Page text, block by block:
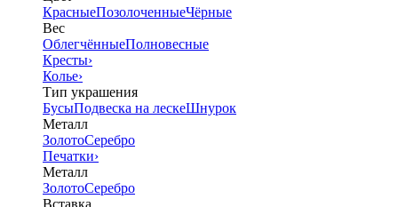
КрасныеПозолоченныеЧёрные
Вес
ОблегчённыеПолновесные
Кресты›
Колье›
Тип украшения
БусыПодвеска на лескеШнурок
Металл
ЗолотоСеребро
Печатки›
Металл
ЗолотоСеребро